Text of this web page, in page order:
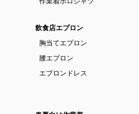
飲食店エプロン
胸当てエプロン
腰エプロン
エプロンドレス